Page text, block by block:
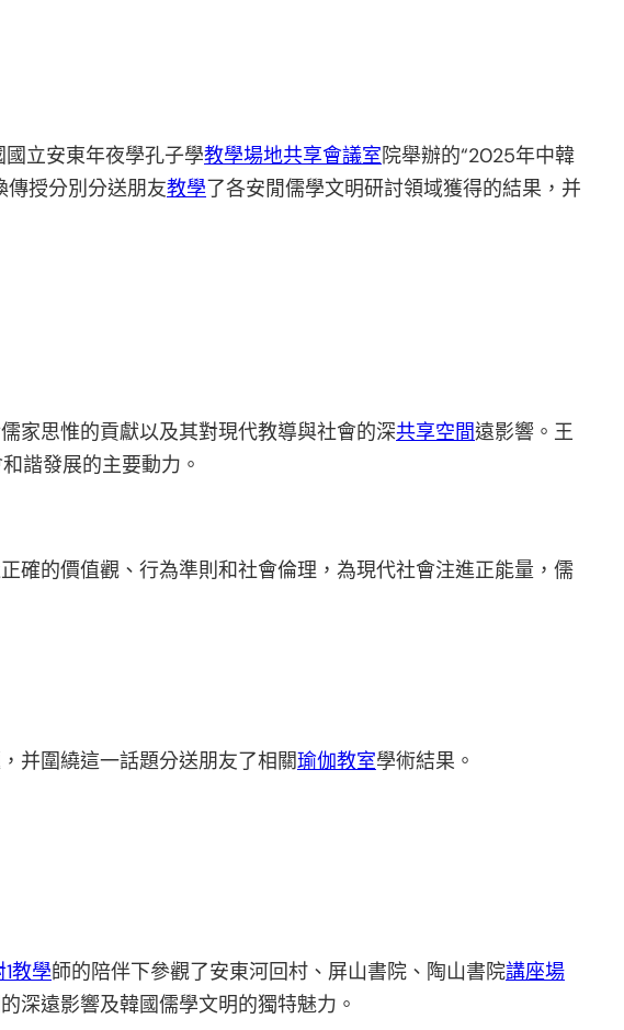
立安東年夜學孔子學教學場地共享會議室院舉辦的“2025年中韓
傳授分別分送朋友教學了各安閒儒學文明研討領域獲得的結果，并
家思惟的貢獻以及其對現代教導與社會的深共享空間遠影響。王
諧發展的主要動力。
確的價值觀、行為準則和社會倫理，為現代社會注進正能量，儒
并圍繞這一話題分送朋友了相關瑜伽教室學術結果。
1教學師的陪伴下參觀了安東河回村、屏山書院、陶山書院講座場
深遠影響及韓國儒學文明的獨特魅力。